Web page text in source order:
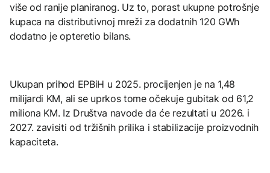
više od ranije planiranog. Uz to, porast ukupne potrošnje
kupaca na distributivnoj mreži za dodatnih 120 GWh
dodatno je opteretio bilans.
Ukupan prihod EPBiH u 2025. procijenjen je na 1,48
milijardi KM, ali se uprkos tome očekuje gubitak od 61,2
miliona KM. Iz Društva navode da će rezultati u 2026. i
2027. zavisiti od tržišnih prilika i stabilizacije proizvodnih
kapaciteta.